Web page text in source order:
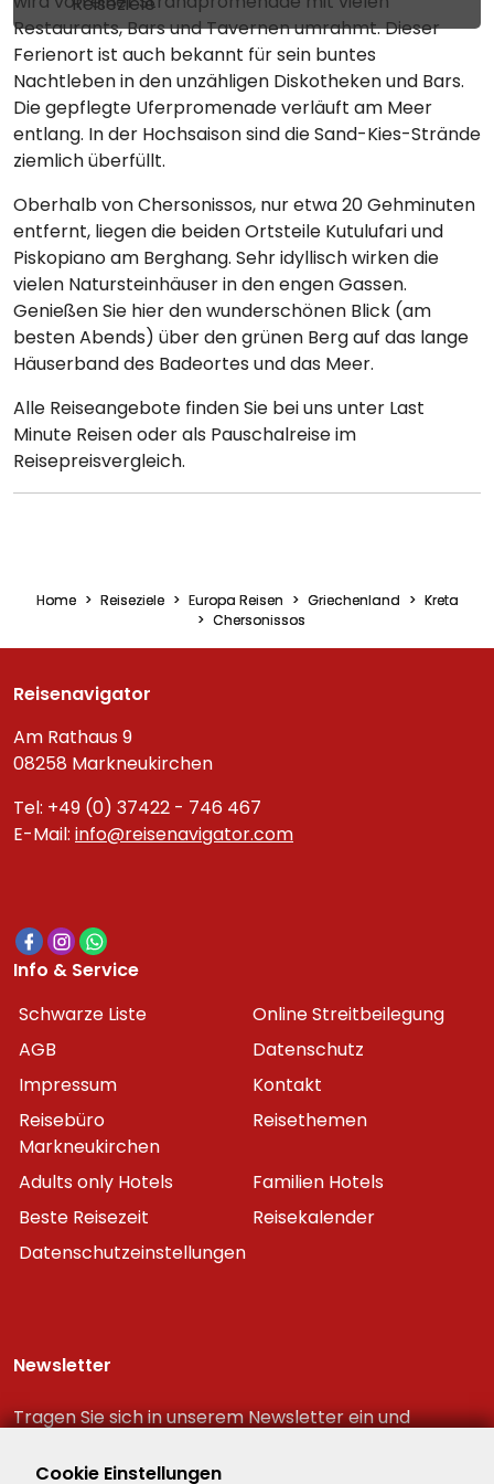
Restaurants, Bars und Tavernen umrahmt. Dieser
Ferienort ist auch bekannt für sein buntes
Nachtleben in den unzähligen Diskotheken und Bars.
Die gepflegte Uferpromenade verläuft am Meer
entlang. In der Hochsaison sind die Sand-Kies-Strände
ziemlich überfüllt.
Oberhalb von Chersonissos, nur etwa 20 Gehminuten
entfernt, liegen die beiden Ortsteile Kutulufari und
Piskopiano am Berghang. Sehr idyllisch wirken die
vielen Natursteinhäuser in den engen Gassen.
Genießen Sie hier den wunderschönen Blick (am
besten Abends) über den grünen Berg auf das lange
Häuserband des Badeortes und das Meer.
Alle Reiseangebote finden Sie bei uns unter Last
Minute Reisen oder als Pauschalreise im
Reisepreisvergleich.
Home Reiseziele Europa Reisen Griechenland
Kreta
Chersonissos
Reisenavigator
Am Rathaus 9
08258 Markneukirchen
Tel: +49 (0) 37422 - 746 467
E-Mail: info@reisenavigator.com
Info & Service
Schwarze Liste
Online Streitbeilegung
AGB
Datenschutz
Impressum
Kontakt
Reisebüro
Markneukirchen
Reisethemen
Adults only Hotels
Familien Hotels
Beste Reisezeit
Reisekalender
Datenschutzeinstellungen
Newsletter
Tragen Sie sich in unserem Newsletter ein und
Reiseschnäppchen!
Cookie Einstellungen